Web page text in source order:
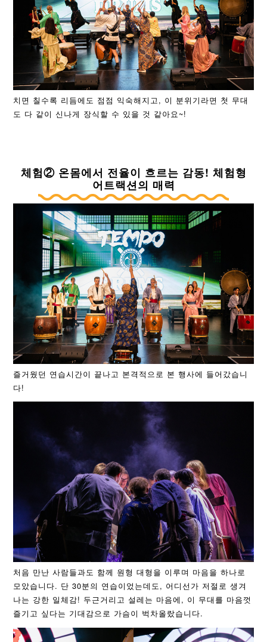
치면 칠수록 리듬에도 점점 익숙해지고, 이 분위기라면 첫 무대
도 다 같이 신나게 장식할 수 있을 것 같아요~!
체험② 온몸에서 전율이 흐르는 감동! 체험형
어트랙션의 매력
즐거웠던 연습시간이 끝나고 본격적으로 본 행사에 들어갔습니
다!
처음 만난 사람들과도 함께 원형 대형을 이루며 마음을 하나로
모았습니다. 단 30분의 연습이었는데도, 어디선가 저절로 생겨
나는 강한 일체감! 두근거리고 설레는 마음에, 이 무대를 마음껏
즐기고 싶다는 기대감으로 가슴이 벅차올랐습니다.